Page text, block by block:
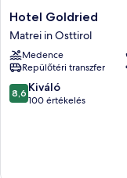
Hotel
Goldried
Matrei
in
Osttirol
Hotel Goldried
Matrei in Osttirol
Medence
Repülőtéri transzfer
8.6
ennyiből:
8,6 Kiváló
100 értékelés